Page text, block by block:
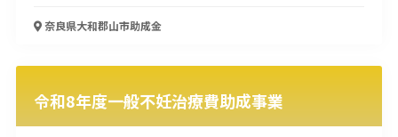
奈良県大和郡山市助成金
令和8年度一般不妊治療費助成事業